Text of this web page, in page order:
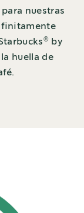
nuestras
® by
huella de